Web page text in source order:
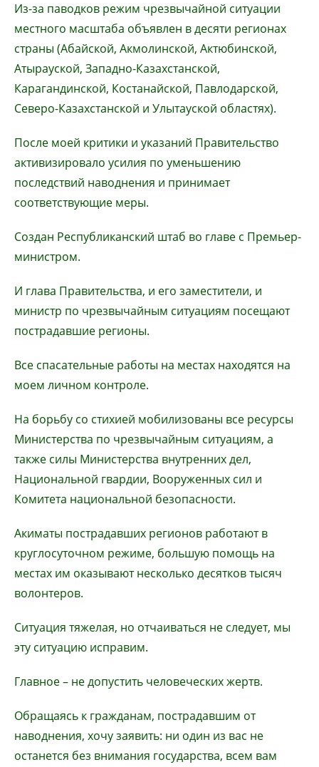
Из-за паводков режим чрезвычайной ситуации
местного масштаба объявлен в десяти регионах
страны (Абайской, Акмолинской, Актюбинской,
Атырауской, Западно-Казахстанской,
Карагандинской, Костанайской, Павлодарской,
Северо-Казахстанской и Улытауской областях).
После моей критики и указаний Правительство
активизировало усилия по уменьшению
последствий наводнения и принимает
соответствующие меры.
Создан Республиканский штаб во главе с Премьер-
министром.
И глава Правительства, и его заместители, и
министр по чрезвычайным ситуациям посещают
пострадавшие регионы.
Все спасательные работы на местах находятся на
моем личном контроле.
На борьбу со стихией мобилизованы все ресурсы
Министерства по чрезвычайным ситуациям, а
также силы Министерства внутренних дел,
Национальной гвардии, Вооруженных сил и
Комитета национальной безопасности.
Акиматы пострадавших регионов работают в
круглосуточном режиме, большую помощь на
местах им оказывают несколько десятков тысяч
волонтеров.
Ситуация тяжелая, но отчаиваться не следует, мы
эту ситуацию исправим.
Главное – не допустить человеческих жертв.
Обращаясь к гражданам, пострадавшим от
наводнения, хочу заявить: ни один из вас не
останется без внимания государства, всем вам